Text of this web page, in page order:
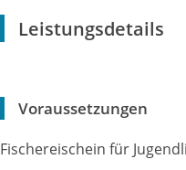
Leistungsdetails
Voraussetzungen
Fischereischein für